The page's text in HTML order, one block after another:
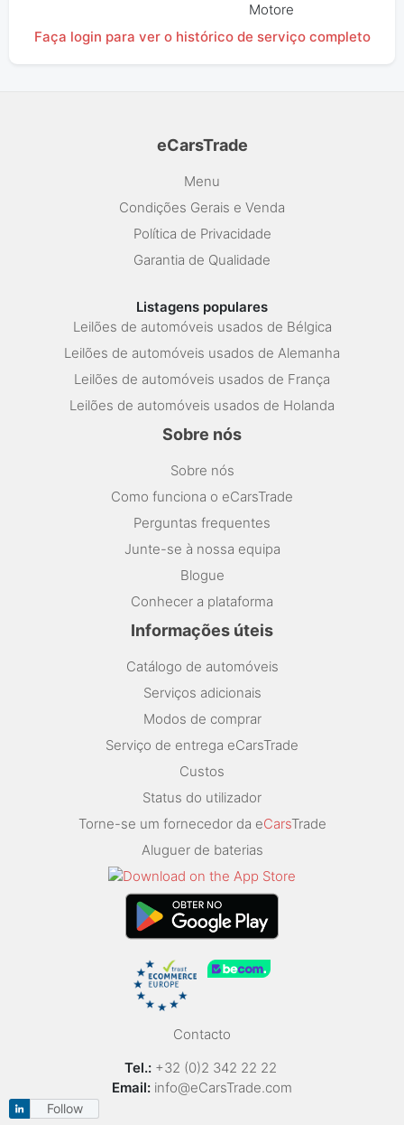
Motore
Faça login para ver o histórico de serviço completo
eCarsTrade
Menu
Condições Gerais e Venda
Política de Privacidade
Garantia de Qualidade
Listagens populares
Leilões de automóveis usados de Bélgica
Leilões de automóveis usados de Alemanha
Leilões de automóveis usados de França
Leilões de automóveis usados de Holanda
Sobre nós
Sobre nós
Como funciona o eCarsTrade
Perguntas frequentes
Junte-se à nossa equipa
Blogue
Conhecer a plataforma
Informações úteis
Catálogo de automóveis
Serviços adicionais
Modos de comprar
Serviço de entrega eCarsTrade
Custos
Status do utilizador
Torne-se um fornecedor da eCarsTrade
Aluguer de baterias
Contacto
Tel.: +32 (0)2 342 22 22
Email: info@eCarsTrade.com
Follow